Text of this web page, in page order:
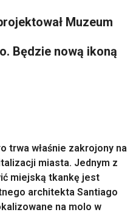
Muzeum
Będzie nową ikoną
trwa właśnie zakrojony na
miasta. Jednym z
miejską tkankę jest
architekta Santiago
na molo w